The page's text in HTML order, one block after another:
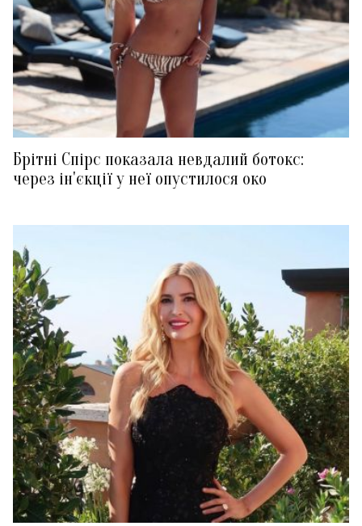
Брітні Спірс показала невдалий ботокс:
через ін'єкції у неї опустилося око